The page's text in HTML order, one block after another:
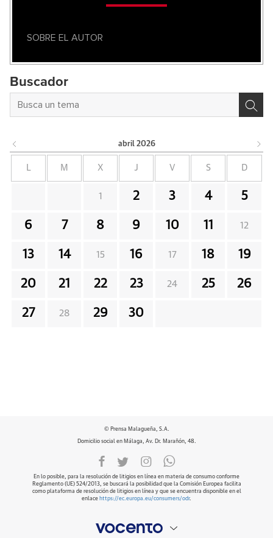
SOBRE EL AUTOR
Buscador
abril 2026
L M X J V S D
1 2 3 4 5
6 7 8 9 10 11 12
13 14 15 16 17 18 19
20 21 22 23 24 25 26
27 28 29 30
© Prensa Malagueña, S.A.
Domicilio social en Málaga, Av. Dr. Marañón, 48.
En lo posible, para la resolución de litigios en línea en materia de consumo conforme
Reglamento (UE) 524/2013, se buscará la posibilidad que la Comisión Europea facilita
como plataforma de resolución de litigios en línea y que se encuentra disponible en el
enlace https://ec.europa.eu/consumers/odr.